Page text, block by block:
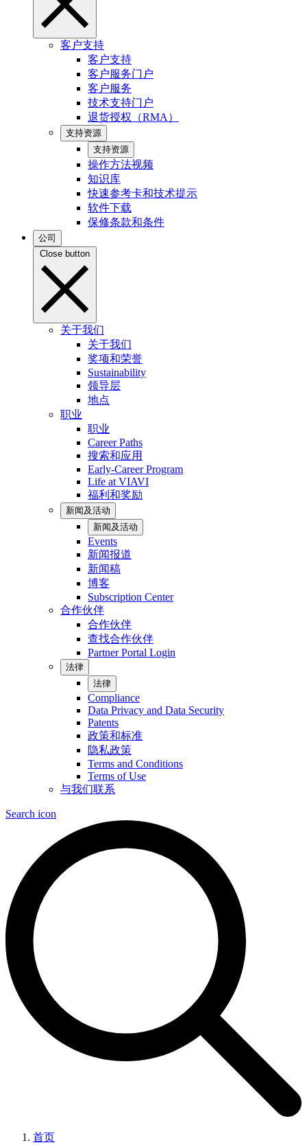
客户支持
客户支持
客户服务门户
客户服务
技术支持门户
退货授权（RMA）
支持资源
支持资源
操作方法视频
知识库
快速参考卡和技术提示
软件下载
保修条款和条件
公司
Close button
关于我们
关于我们
奖项和荣誉
Sustainability
领导层
地点
职业
职业
Career Paths
搜索和应用
Early-Career Program
Life at VIAVI
福利和奖励
新闻及活动
新闻及活动
Events
新闻报道
新闻稿
博客
Subscription Center
合作伙伴
合作伙伴
查找合作伙伴
Partner Portal Login
法律
法律
Compliance
Data Privacy and Data Security
Patents
政策和标准
隐私政策
Terms and Conditions
Terms of Use
与我们联系
Search icon
首页